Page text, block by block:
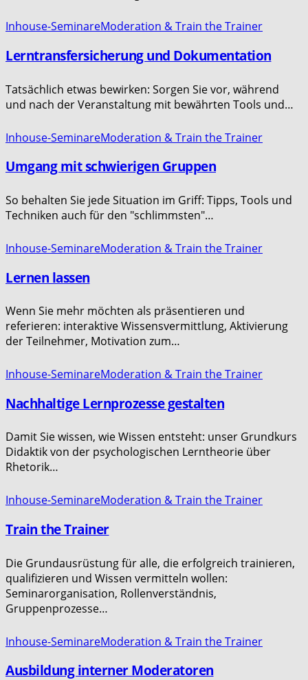
Inhouse-SeminareModeration & Train the Trainer
Lerntransfersicherung und Dokumentation
Tatsächlich etwas bewirken: Sorgen Sie vor, während
und nach der Veranstaltung mit bewährten Tools und…
Inhouse-SeminareModeration & Train the Trainer
Umgang mit schwierigen Gruppen
So behalten Sie jede Situation im Griff: Tipps, Tools und
Techniken auch für den "schlimmsten"…
Inhouse-SeminareModeration & Train the Trainer
Lernen lassen
Wenn Sie mehr möchten als präsentieren und
referieren: interaktive Wissensvermittlung, Aktivierung
der Teilnehmer, Motivation zum…
Inhouse-SeminareModeration & Train the Trainer
Nachhaltige Lernprozesse gestalten
Damit Sie wissen, wie Wissen entsteht: unser Grundkurs
Didaktik von der psychologischen Lerntheorie über
Rhetorik…
Inhouse-SeminareModeration & Train the Trainer
Train the Trainer
Die Grundausrüstung für alle, die erfolgreich trainieren,
qualifizieren und Wissen vermitteln wollen:
Seminarorganisation, Rollenverständnis,
Gruppenprozesse…
Inhouse-SeminareModeration & Train the Trainer
Ausbildung interner Moderatoren